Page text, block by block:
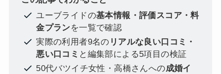
ユーブライドの基本情報・評価スコア・料
金プランを一覧で確認
実際の利用者9名の リアルな良い口コミ・
悪い口コミ と編集部による5項目の検証
50代バツイチ女性・高橋さんへの成婚イ